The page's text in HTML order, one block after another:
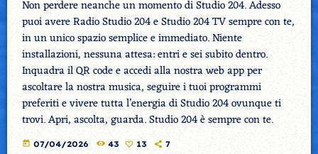
Non perdere neanche un momento di Studio 204. Adesso
puoi avere Radio Studio 204 e Studio 204 TV sempre con te,
in un unico spazio semplice e immediato. Niente
installazioni, nessuna attesa: entri e sei subito dentro.
Inquadra il QR code e accedi alla nostra web app per
ascoltare la nostra musica, seguire i tuoi programmi
preferiti e vivere tutta l’energia di Studio 204 ovunque ti
trovi. Apri, ascolta, guarda. Studio 204 è sempre con te.
today 07/04/2026 43 13 7